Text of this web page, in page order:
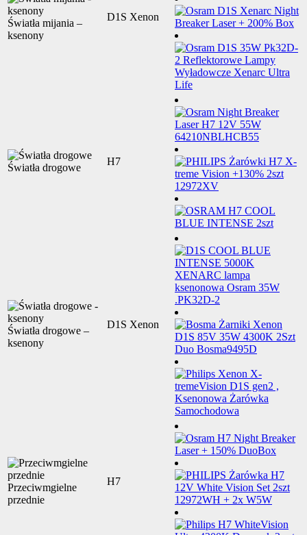
Światła mijania –
ksenony
D1S Xenon
Światła drogowe
H7
Światła drogowe –
ksenony
D1S Xenon
Przeciwmgielne
przednie
H7